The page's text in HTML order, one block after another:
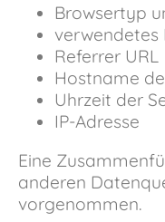
Browsertyp
verwendetes
Referrer URL
Hostname
Uhrzeit der
IP-Adresse
Eine
anderen
vorgenommen.